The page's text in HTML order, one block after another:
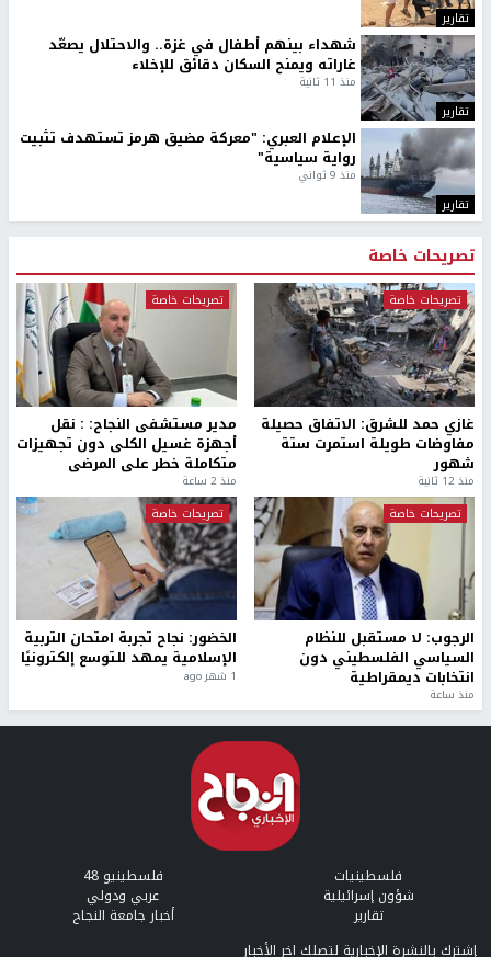
تقارير
تقارير
شهداء بينهم أطفال في غزة.. والاحتلال يصعّد
غاراته ويمنح السكان دقائق للإخلاء
منذ 11 ثانية
تقارير
الإعلام العبري: "معركة مضيق هرمز تستهدف تثبيت
رواية سياسية"
منذ 9 ثواني
تصريحات خاصة
تصريحات خاصة
غازي حمد للشرق: الاتفاق حصيلة
مفاوضات طويلة استمرت ستة
شهور
منذ 12 ثانية
تصريحات خاصة
مدير مستشفى النجاح: : نقل
أجهزة غسيل الكلى دون تجهيزات
متكاملة خطر على المرضى
منذ 2 ساعة
تصريحات خاصة
الرجوب: لا مستقبل للنظام
السياسي الفلسطيني دون
انتخابات ديمقراطية
منذ ساعة
تصريحات خاصة
الخضور: نجاح تجربة امتحان التربية
الإسلامية يمهد للتوسع إلكترونيًا
1 شهر ago
فلسطينيات فلسطينيو 48
شؤون إسرائيلية عربي ودولي
تقارير
أخبار جامعة النجاح
إشترك بالنشرة الإخبارية لتصلك اخر الأخبار